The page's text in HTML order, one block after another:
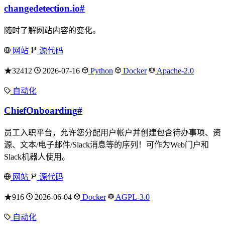
changedetection.io#
随时了解网站内容的变化。
网站 源代码
★32412 2026-07-16 Python Docker Apache-2.0
自动化
ChiefOnboarding#
员工入职平台，允许您分配用户帐户并创建包含待办事项、资
源、文本/电子邮件/Slack消息等的序列！可作为Web门户和
Slack机器人使用。
网站 源代码
★916 2026-06-04 Docker AGPL-3.0
自动化